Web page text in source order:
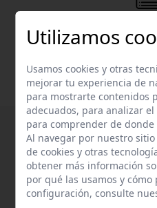
Nachete lleva más de 20
Utilizamos
Usamos cookies y otras
mejorar tu experiencia de
para mostrarte contenidos
adecuados, para analizar
para comprender de
Al navegar por nuestro
de cookies y otras
obtener más información
por qué las usamos y
configuración, consulte